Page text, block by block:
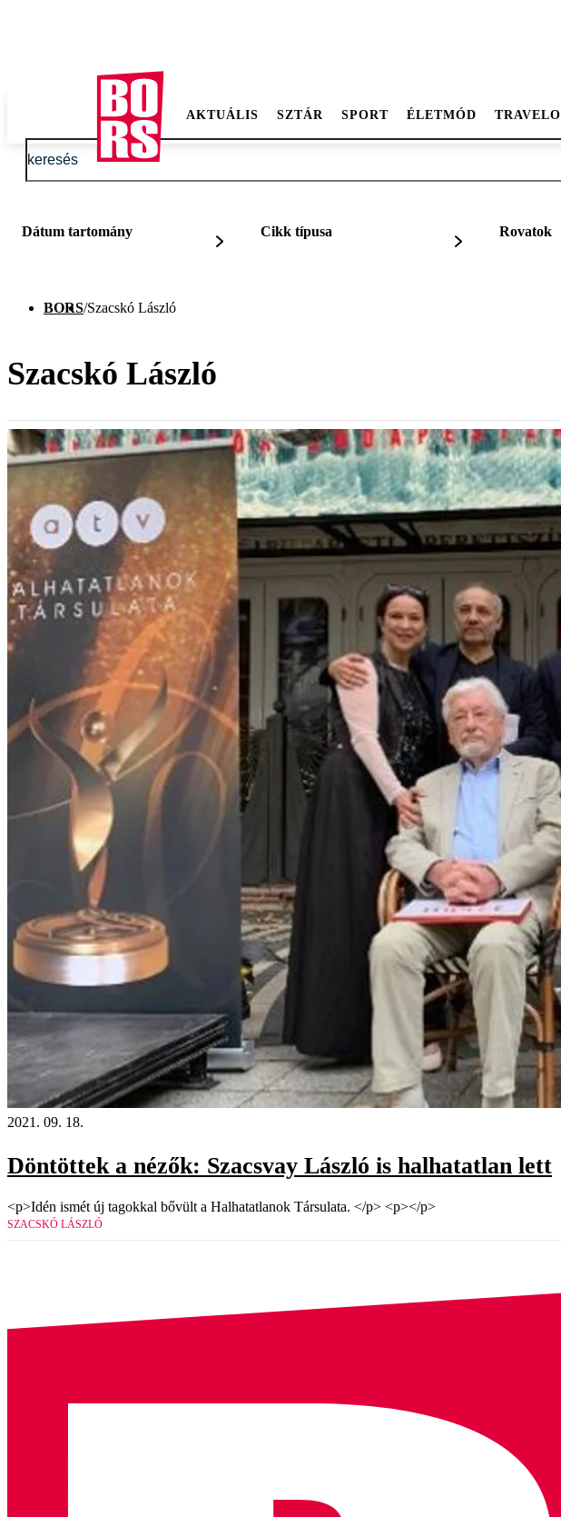
AKTUÁLIS SZTÁR SPORT ÉLETMÓD TRAVELO
Dátum tartomány Cikk típusa Rovatok
BORS/Szacskó László
Szacskó László
2021. 09. 18.
Döntöttek a nézők: Szacsvay László is halhatatlan lett
<p>Idén ismét új tagokkal bővült a Halhatatlanok Társulata. </p> <p></p>
SZACSKÓ LÁSZLÓ